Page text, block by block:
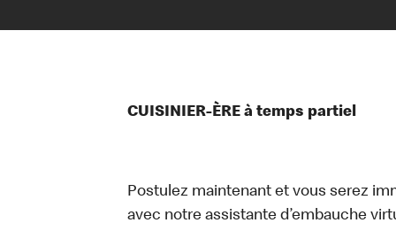
CUISINIER-ÈRE à temps partiel
Postulez maintenant et vous serez
avec notre assistante d’embauche